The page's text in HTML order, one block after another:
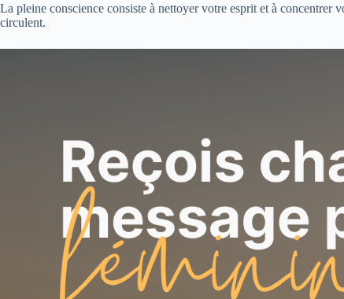
La pleine conscience consiste à nettoyer votre esprit et à concentrer
circulent.